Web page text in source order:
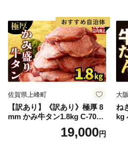
厚切り タン
佐賀県上峰町
【訳あり】《訳あり》極厚 8
mm かみ牛タン1.8kg C-709-
19,000円
大
ね
kg